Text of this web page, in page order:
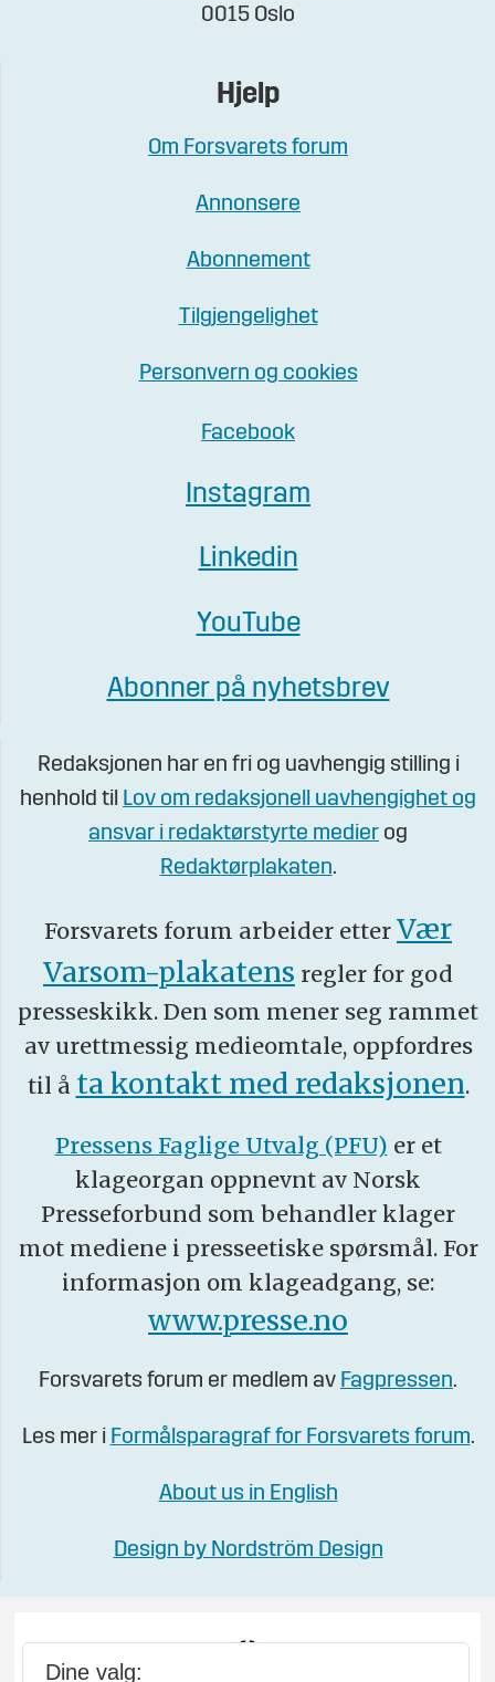
0015 Oslo
Hjelp
Om Forsvarets forum
Annonsere
Abonnement
Tilgjengelighet
Personvern og cookies
Facebook
Instagram
Linkedin
YouTube
Abonner på nyhetsbrev
Redaksjonen har en fri og uavhengig stilling i
henhold til Lov om redaksjonell uavhengighet og
ansvar i redaktørstyrte medier og
Redaktørplakaten.
Forsvarets forum arbeider etter Vær
Varsom-plakatens regler for god
presseskikk. Den som mener seg rammet
av urettmessig medieomtale, oppfordres
til å ta kontakt med redaksjonen.
Pressens Faglige Utvalg (PFU) er et
klageorgan oppnevnt av Norsk
Presseforbund som behandler klager
mot mediene i presseetiske spørsmål. For
informasjon om klageadgang, se:
www.presse.no
Forsvarets forum er medlem av Fagpressen.
Les mer i Formålsparagraf for Forsvarets forum.
About us in English
Design by Nordström Design
Dine valg: